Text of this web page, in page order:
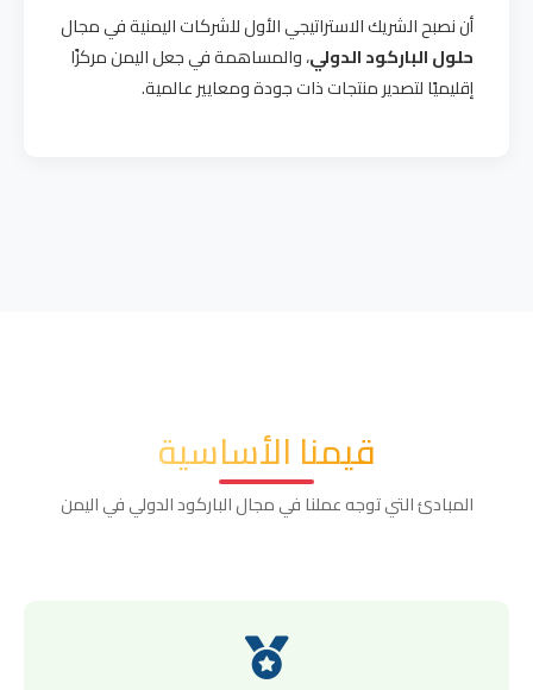
أن نصبح الشريك الاستراتيجي الأول للشركات اليمنية في مجال
حلول الباركود الدولي، والمساهمة في جعل اليمن مركزًا
إقليميًا لتصدير منتجات ذات جودة ومعايير عالمية.
قيمنا الأساسية
المبادئ التي توجه عملنا في مجال الباركود الدولي في اليمن